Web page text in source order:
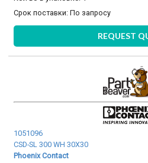
Срок поставки:По запросу
REQUEST
1051096
CSD-SL 300 WH 30X30
Phoenix Contact